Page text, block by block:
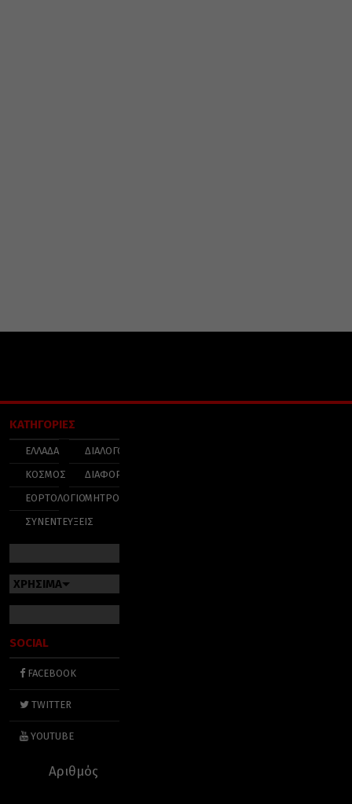
ΚΑΤΗΓΟΡΙΕΣ
ΕΛΛΑΔΑ
ΚΟΣΜΟΣ
ΕΟΡΤΟΛΟΓΙΟ
ΣΥΝΕΝΤΕΥΞΕΙΣ
ΔΙΑΛΟΓΟΣ
ΔΙΑΦΟΡΑ
ΜΗΤΡΟΠΟΛΕΙΣ
ΧΡΗΣΙΜΑ
SOCIAL
FACEBOOK
TWITTER
YOUTUBE
Αριθμός